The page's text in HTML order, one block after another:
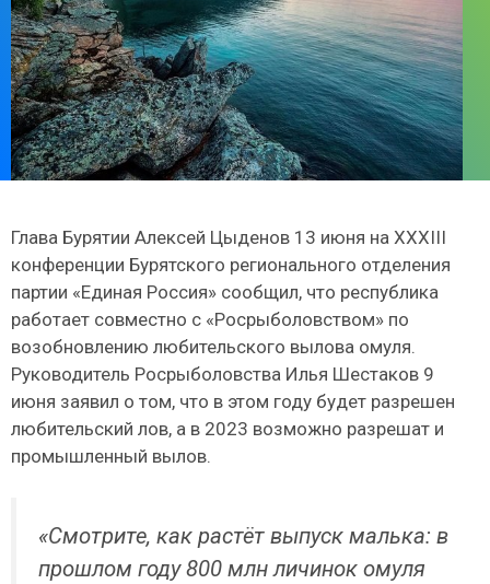
Глава Бурятии Алексей Цыденов 13 июня на XXXIII
конференции Бурятского регионального отделения
партии «Единая Россия» сообщил, что республика
работает совместно с «Росрыболовством» по
возобновлению любительского вылова омуля.
Руководитель Росрыболовства Илья Шестаков 9
июня заявил о том, что в этом году будет разрешен
любительский лов, а в 2023 возможно разрешат и
промышленный вылов.
«Смотрите, как растёт выпуск малька: в
прошлом году 800 млн личинок омуля